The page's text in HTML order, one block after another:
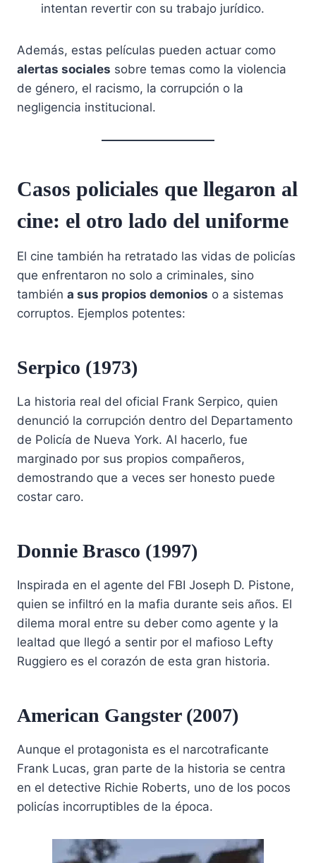
intentan revertir con su trabajo jurídico.
Además, estas películas pueden actuar como
alertas sociales sobre temas como la violencia
de género, el racismo, la corrupción o la
negligencia institucional.
Casos policiales que llegaron al
cine: el otro lado del uniforme
El cine también ha retratado las vidas de policías
que enfrentaron no solo a criminales, sino
también a sus propios demonios o a sistemas
corruptos. Ejemplos potentes:
Serpico (1973)
La historia real del oficial Frank Serpico, quien
denunció la corrupción dentro del Departamento
de Policía de Nueva York. Al hacerlo, fue
marginado por sus propios compañeros,
demostrando que a veces ser honesto puede
costar caro.
Donnie Brasco (1997)
Inspirada en el agente del FBI Joseph D. Pistone,
quien se infiltró en la mafia durante seis años. El
dilema moral entre su deber como agente y la
lealtad que llegó a sentir por el mafioso Lefty
Ruggiero es el corazón de esta gran historia.
American Gangster (2007)
Aunque el protagonista es el narcotraficante
Frank Lucas, gran parte de la historia se centra
en el detective Richie Roberts, uno de los pocos
policías incorruptibles de la época.